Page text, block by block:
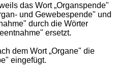
das Wort „Organspende"
und Gewebespende" und
durch die Wörter
ersetzt.
dem Wort „Organe" die
eingefügt.